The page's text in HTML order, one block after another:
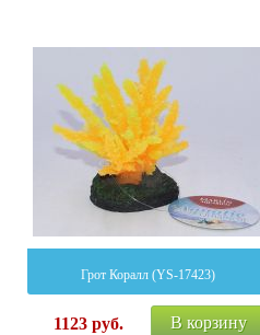
Грот Коралл (YS-17423)
1123 руб. В корзину